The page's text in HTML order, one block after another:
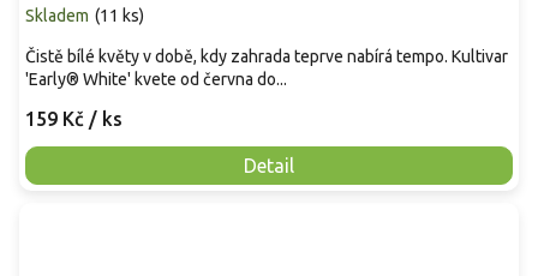
Skladem (11 ks)
159 Kč / ks
Detail
Čistě bílé květy v době, kdy zahrada teprve nabírá tempo. Kultivar
'Early® White' kvete od června do...